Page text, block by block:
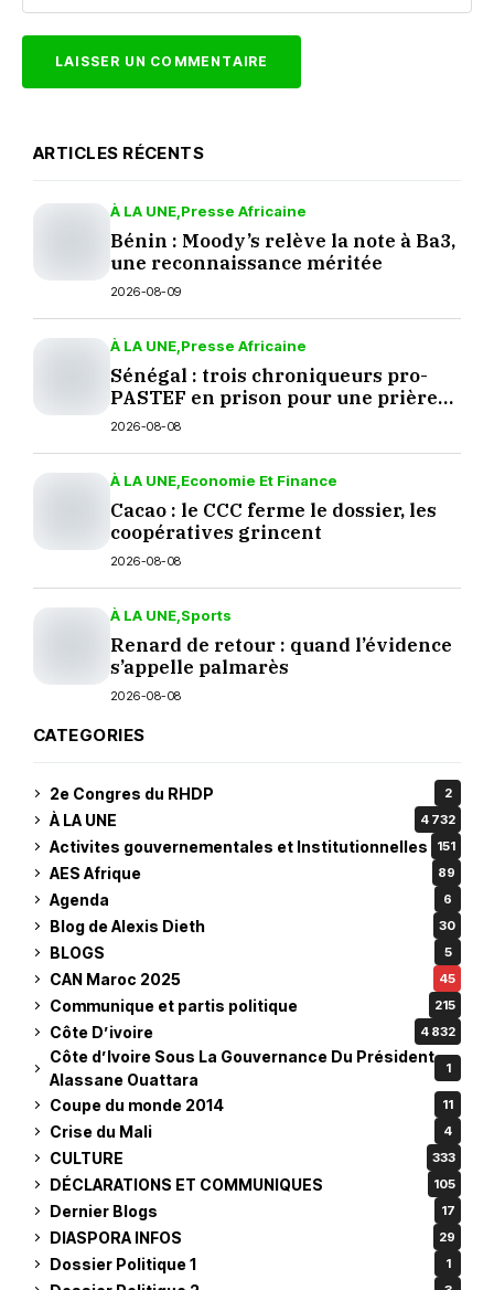
ARTICLES RÉCENTS
À LA UNE Presse Africaine
Bénin : Moody’s relève la note à Ba3,
une reconnaissance méritée
2026-08-09
À LA UNE Presse Africaine
Sénégal : trois chroniqueurs pro-
PASTEF en prison pour une prière
sur TikTok
2026-08-08
À LA UNE Economie Et Finance
Cacao : le CCC ferme le dossier, les
coopératives grincent
2026-08-08
À LA UNE Sports
Renard de retour : quand l’évidence
s’appelle palmarès
2026-08-08
CATEGORIES
2e Congres du RHDP 2
À LA UNE 4 732
Activites gouvernementales et Institutionnelles 151
AES Afrique 89
Agenda 6
Blog de Alexis Dieth 30
BLOGS 5
CAN Maroc 2025 45
Communique et partis politique 215
Côte D’ivoire 4 832
Côte d’Ivoire Sous La Gouvernance Du Président
Alassane Ouattara
1
Coupe du monde 2014 11
Crise du Mali 4
CULTURE 333
DÉCLARATIONS ET COMMUNIQUES 105
Dernier Blogs 17
DIASPORA INFOS 29
Dossier Politique 1 1